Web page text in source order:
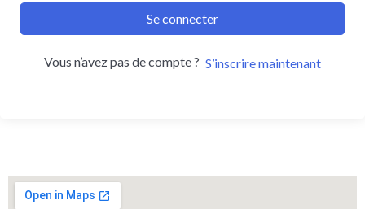
Se connecter
Vous n’avez pas de compte ? S’inscrire maintenant